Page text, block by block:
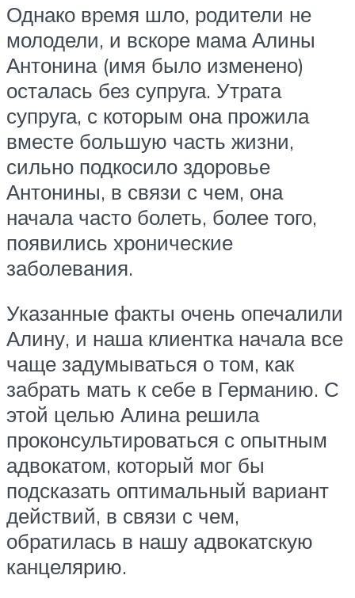
Однако время шло, родители не
молодели, и вскоре мама Алины
Антонина (имя было изменено)
осталась без супруга. Утрата
супруга, с которым она прожила
вместе большую часть жизни,
сильно подкосило здоровье
Антонины, в связи с чем, она
начала часто болеть, более того,
появились хронические
заболевания.
Указанные факты очень опечалили
Алину, и наша клиентка начала все
чаще задумываться о том, как
забрать мать к себе в Германию. С
этой целью Алина решила
проконсультироваться с опытным
адвокатом, который мог бы
подсказать оптимальный вариант
действий, в связи с чем,
обратилась в нашу адвокатскую
канцелярию.